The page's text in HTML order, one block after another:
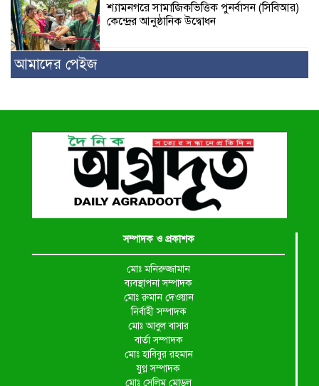
শ্যামনগরে সামাজিকভিত্তিক পুনর্বাসন (সিবিআর)
কেন্দ্রের আনুষ্ঠানিক উদ্বোধন
আমাদের পেইজ
সম্পাদক ও প্রকাশক
মোঃ মনিরুজ্জামান
ব্যবস্থাপনা সম্পাদক
মোঃ রুমান দেওয়ান
নির্বাহী সম্পাদক
মোঃ আবুল বাসার
বার্তা সম্পাদক
মোঃ হাবিবুর রহমান
যুগ্ন সম্পাদক
মোঃ সেলিম মোড়ল